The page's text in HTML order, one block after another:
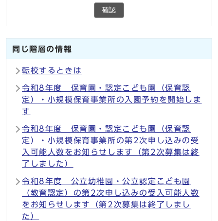
確認
同じ階層の情報
転校するときは
令和8年度 保育園・認定こども園（保育認
定）・小規模保育事業所の入園予約を開始しま
す
令和8年度 保育園・認定こども園（保育認
定）・小規模保育事業所の第2次申し込みの受
入可能人数をお知らせします（第2次募集は終
了しました）
令和8年度 公立幼稚園・公立認定こども園
（教育認定）の第2次申し込みの受入可能人数
をお知らせします（第2次募集は終了しまし
た）